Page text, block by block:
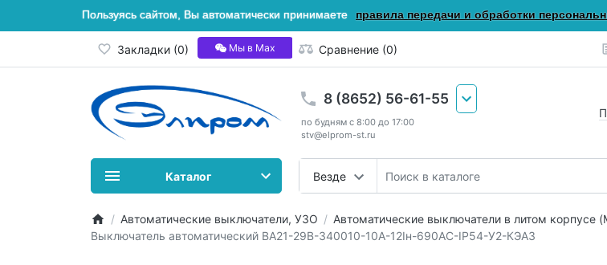
Пользуясь сайтом, Вы автоматически принимаете правила передачи и обработки
Закладки (0) Мы в Мах Сравнение (0)
8 (8652) 56-61-55
по будням с 8:00 до 17:00
stv@elprom-st.ru
Везде
Каталог
Автоматические выключатели, УЗО Автоматические выключатели в литом корпусе
Выключатель автоматический ВА21-29В-340010-10А-12Iн-690AC-IP54-У2-КЭАЗ